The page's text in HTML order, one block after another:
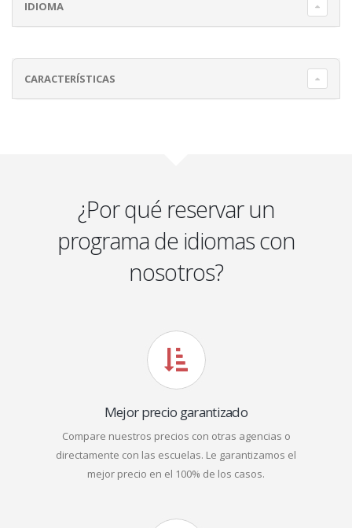
IDIOMA
CARACTERÍSTICAS
¿Por qué reservar un
programa de idiomas con
nosotros?
Mejor precio garantizado
Compare nuestros precios con otras agencias o
directamente con las escuelas. Le garantizamos el
mejor precio en el 100% de los casos.